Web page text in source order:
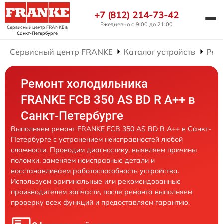
Сервисный центр FRANKEв
Санкт-Петербурге
+7 (812) 214-73-42
Ежедневно с 9:00 до 21:00
Сервисный центр FRANKE Каталог устройств
Ремонт холодильника
FRANKE FCB 350 AS BD R A++ в
Санкт-Петербурге
Выполняем ремонт FRANKE FCB 350 AS BD R A++ в Санкт-
Петербурге с устранением неисправностей любой
сложности. Проводим диагностику, выявляем причины
поломки, заменяем неисправные детали и
восстанавливаем работоспособность устройства.
Используем оригинальные или рекомендованные
производителем запчасти, после ремонта выполняем
проверку всех функций и предоставляем гарантию.